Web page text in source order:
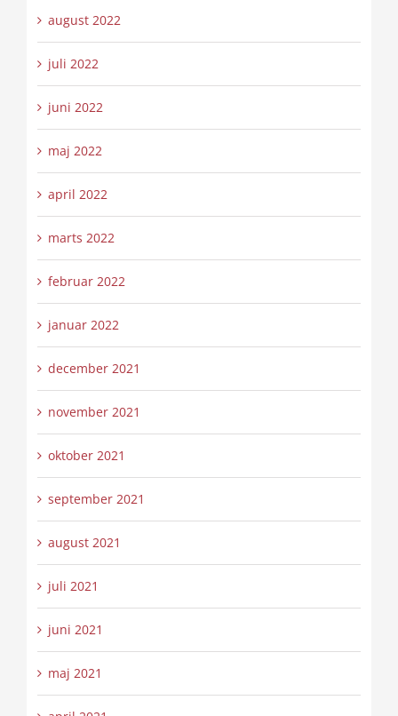
august 2022
juli 2022
juni 2022
maj 2022
april 2022
marts 2022
februar 2022
januar 2022
december 2021
november 2021
oktober 2021
september 2021
august 2021
juli 2021
juni 2021
maj 2021